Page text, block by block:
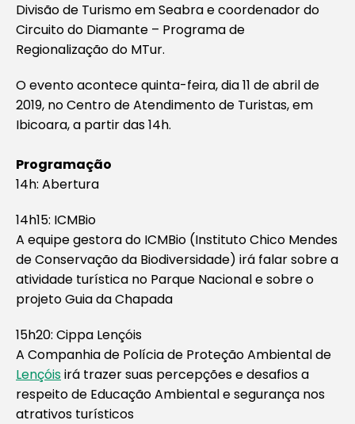
Divisão de Turismo em Seabra e coordenador do
Circuito do Diamante – Programa de
Regionalização do MTur.
O evento acontece quinta-feira, dia 11 de abril de
2019, no Centro de Atendimento de Turistas, em
Ibicoara, a partir das 14h.
Programação
14h: Abertura
14h15: ICMBio
A equipe gestora do ICMBio (Instituto Chico Mendes
de Conservação da Biodiversidade) irá falar sobre a
atividade turística no Parque Nacional e sobre o
projeto Guia da Chapada
15h20: Cippa Lençóis
A Companhia de Polícia de Proteção Ambiental de
Lençóisirá trazer suas percepções e desafios a
respeito de Educação Ambiental e segurança nos
atrativos turísticos